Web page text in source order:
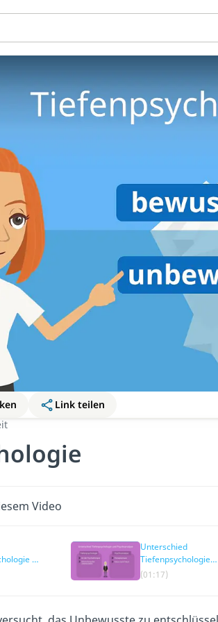
Link teilen
Video
—
Unterschied
Tiefenpsychologie
und Psychoanalyse
(01:17)